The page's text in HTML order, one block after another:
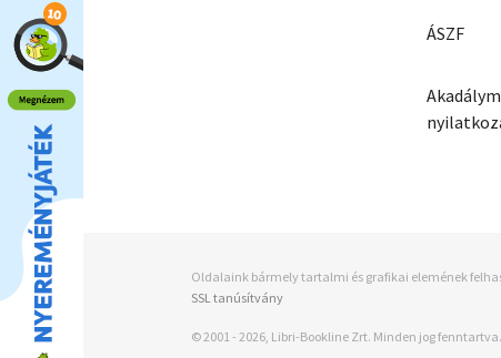
ÁSZF
Oldalaink bármely tartalmi és grafikai elemének
SSL tanúsítvány
© 2001 - 2026, Libri-Bookline Zrt. Minden jog fenntartva.